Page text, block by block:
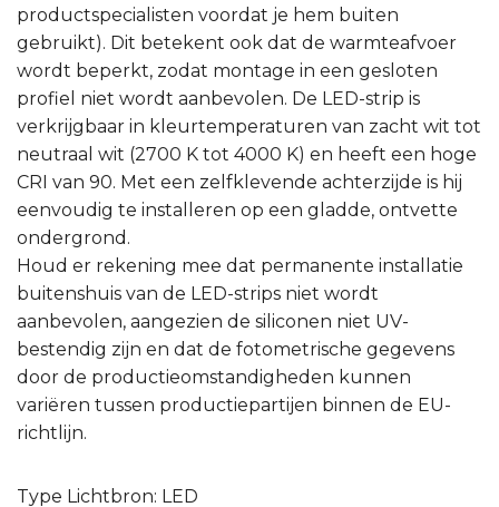
productspecialisten voordat je hem buiten
gebruikt). Dit betekent ook dat de warmteafvoer
wordt beperkt, zodat montage in een gesloten
profiel niet wordt aanbevolen. De LED-strip is
verkrijgbaar in kleurtemperaturen van zacht wit tot
neutraal wit (2700 K tot 4000 K) en heeft een hoge
CRI van 90. Met een zelfklevende achterzijde is hij
eenvoudig te installeren op een gladde, ontvette
ondergrond.
Houd er rekening mee dat permanente installatie
buitenshuis van de LED-strips niet wordt
aanbevolen, aangezien de siliconen niet UV-
bestendig zijn en dat de fotometrische gegevens
door de productieomstandigheden kunnen
variëren tussen productiepartijen binnen de EU-
richtlijn.
Type Lichtbron: LED